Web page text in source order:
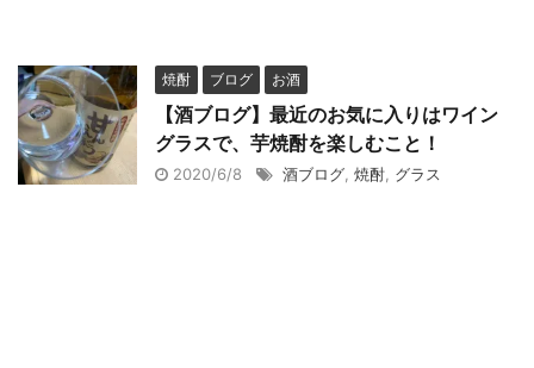
焼酎 ブログ お酒
【酒ブログ】最近のお気に入りはワイン
グラスで、芋焼酎を楽しむこと！
2020/6/8 酒ブログ 焼酎 グラス